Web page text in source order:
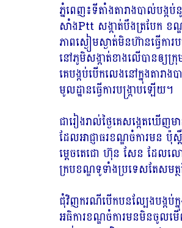
ភ្នំពេញ៖ទីតាំងតារាងបាល់ប
សាំងPtt សង្កាត់បឹងត្របែក ខណ្
ភាពស្ងៀមស្ងាត់មិនហ៊ានធ្វើកា
នៅភូមិសង្កាត់ខាងលើបានឲ្យក្
គេបង្កប់បើកលេងនៅក្នុងតារា
មូលដ្ឋានធ្វើការបង្រ្កាបឡើយ។
ជារៀងរាល់ថ្ងៃគេសង្កេតឃ
ដែលអាជ្ញាធរខណ្ឌចំការមន ប៉ុ
ម្តេចតេជោ ហ៊ុន សែន ដែលលោក
ក្របខណ្ឌទូទាំងប្រទេសតែសមត្ថ
ជុំវិញករណីបើកបនល្បែងបង្កប់ក្
អធិការខណ្ឌចំការមនមិនចូល